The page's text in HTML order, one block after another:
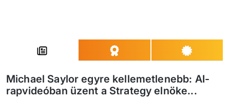
Michael Saylor egyre kellemetlenebb: AI-
rapvideóban üzent a Strategy elnöke...